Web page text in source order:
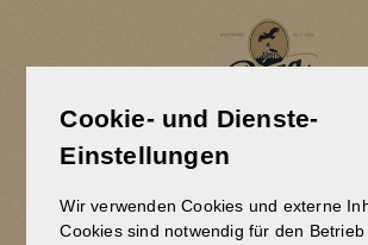
Cookie- und Dienste-
Einstellungen
Wir verwenden Cookies und externe
Cookies sind notwendig für den
SPENDIER-